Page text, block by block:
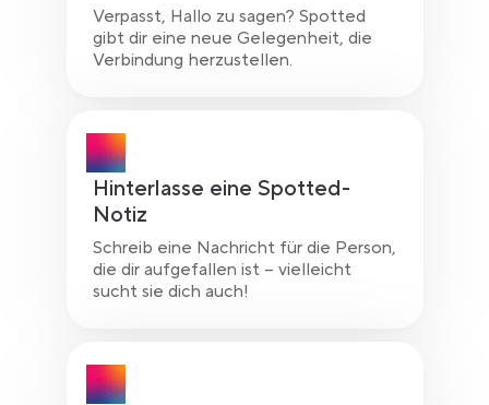
Verpasst, Hallo zu sagen? Spotted
gibt dir eine neue Gelegenheit, die
Verbindung herzustellen.
Hinterlasse eine Spotted-
Notiz
Schreib eine Nachricht für die Person,
die dir aufgefallen ist – vielleicht
sucht sie dich auch!